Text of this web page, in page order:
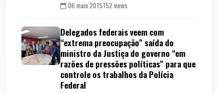
06 maio 2015152 views
Delegados federais veem com
“extrema preocupação” saída do
ministro da Justiça do governo “em
razões de pressões políticas” para que
controle os trabalhos da Polícia
Federal